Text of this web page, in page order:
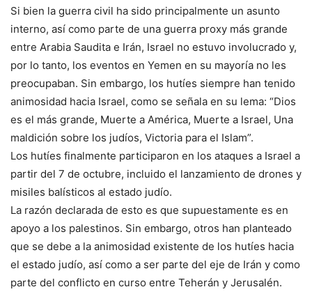
Si bien la guerra civil ha sido principalmente un asunto
interno, así como parte de una guerra proxy más grande
entre Arabia Saudita e Irán, Israel no estuvo involucrado y,
por lo tanto, los eventos en Yemen en su mayoría no les
preocupaban. Sin embargo, los hutíes siempre han tenido
animosidad hacia Israel, como se señala en su lema: “Dios
es el más grande, Muerte a América, Muerte a Israel, Una
maldición sobre los judíos, Victoria para el Islam”.
Los hutíes finalmente participaron en los ataques a Israel a
partir del 7 de octubre, incluido el lanzamiento de drones y
misiles balísticos al estado judío.
La razón declarada de esto es que supuestamente es en
apoyo a los palestinos. Sin embargo, otros han planteado
que se debe a la animosidad existente de los hutíes hacia
el estado judío, así como a ser parte del eje de Irán y como
parte del conflicto en curso entre Teherán y Jerusalén.